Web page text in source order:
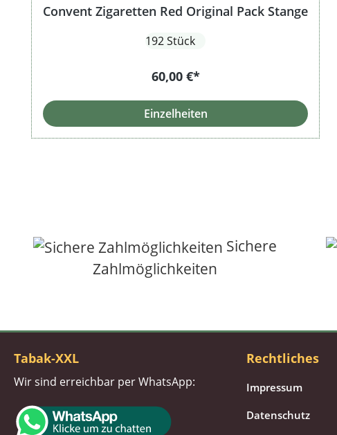
Convent Zigaretten Red Original Pack Stange
192 Stück
60,00 €*
Einzelheiten
Sichere
Zahlmöglichkeiten
Tabak-XXL
Wir sind erreichbar per WhatsApp:
Rechtliches
Impressum
Datenschutz